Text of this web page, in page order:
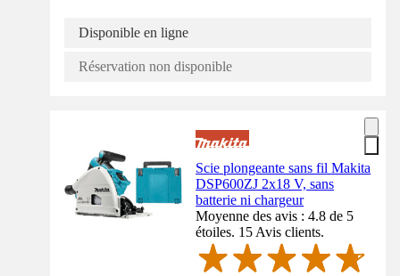
Disponible en ligne
Réservation non disponible
Scie plongeante sans fil Makita
DSP600ZJ 2x18 V, sans
batterie ni chargeur
Moyenne des avis : 4.8 de 5
étoiles. 15 Avis clients.